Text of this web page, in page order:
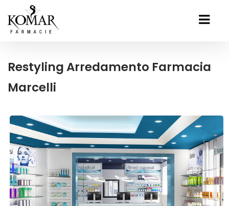
Restyling Arredamento Farmacia
Marcelli